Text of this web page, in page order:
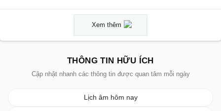
Xem thêm
THÔNG TIN HỮU ÍCH
Cập nhật nhanh các thông tin được quan tâm mỗi ngày
Lịch âm hôm nay